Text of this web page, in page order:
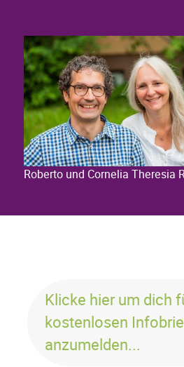
Roberto und Cornelia Theresia
Klicke hier um dich
kostenlosen
anzumelden...